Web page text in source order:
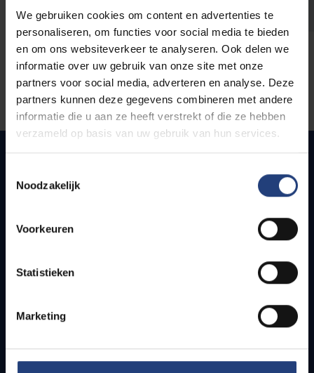
We gebruiken cookies om content en advertenties te
personaliseren, om functies voor social media te bieden
en om ons websiteverkeer te analyseren. Ook delen we
informatie over uw gebruik van onze site met onze
partners voor social media, adverteren en analyse. Deze
partners kunnen deze gegevens combineren met andere
informatie die u aan ze heeft verstrekt of die ze hebben
verzameld op basis van uw gebruik van hun services.
Noodzakelijk
Voorkeuren
Statistieken
Marketing
Snel naar
Bereikbaarheid